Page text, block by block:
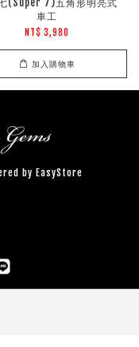
(Super 7)五角形明亮式
車工
NT$ 3,980
加入購物車
by EasyStore